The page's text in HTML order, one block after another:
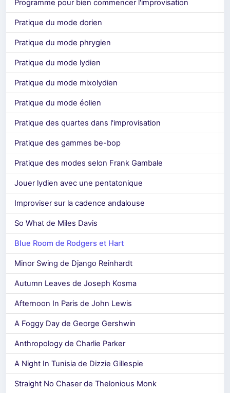
Programme pour bien commencer l'improvisation
Pratique du mode dorien
Pratique du mode phrygien
Pratique du mode lydien
Pratique du mode mixolydien
Pratique du mode éolien
Pratique des quartes dans l'improvisation
Pratique des gammes be-bop
Pratique des modes selon Frank Gambale
Jouer lydien avec une pentatonique
Improviser sur la cadence andalouse
So What de Miles Davis
Blue Room de Rodgers et Hart
Minor Swing de Django Reinhardt
Autumn Leaves de Joseph Kosma
Afternoon In Paris de John Lewis
A Foggy Day de George Gershwin
Anthropology de Charlie Parker
A Night In Tunisia de Dizzie Gillespie
Straight No Chaser de Thelonious Monk